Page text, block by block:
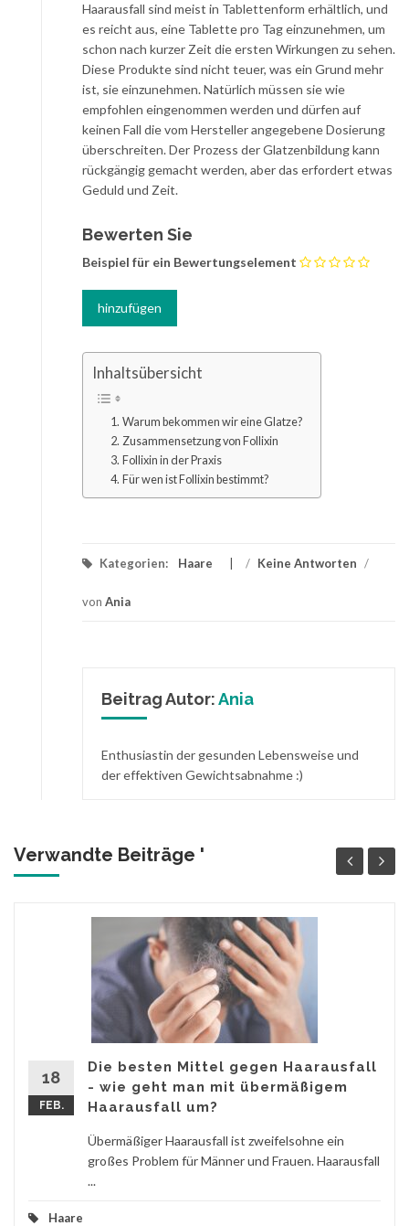
Haarausfall sind meist in Tablettenform erhältlich, und
es reicht aus, eine Tablette pro Tag einzunehmen, um
schon nach kurzer Zeit die ersten Wirkungen zu sehen.
Diese Produkte sind nicht teuer, was ein Grund mehr
ist, sie einzunehmen. Natürlich müssen sie wie
empfohlen eingenommen werden und dürfen auf
keinen Fall die vom Hersteller angegebene Dosierung
überschreiten. Der Prozess der Glatzenbildung kann
rückgängig gemacht werden, aber das erfordert etwas
Geduld und Zeit.
Bewerten Sie
Beispiel für ein Bewertungselement
Inhaltsübersicht
Warum bekommen wir eine Glatze?
Zusammensetzung von Follixin
Follixin in der Praxis
Für wen ist Follixin bestimmt?
Kategorien: Haare / Keine Antworten /
von Ania
Beitrag Autor:Ania
Enthusiastin der gesunden Lebensweise und
der effektiven Gewichtsabnahme :)
Verwandte Beiträge '
18
FEB.
Die besten Mittel gegen Haarausfall
- wie geht man mit übermäßigem
Haarausfall um?
Übermäßiger Haarausfall ist zweifelsohne ein
großes Problem für Männer und Frauen. Haarausfall
...
Haare